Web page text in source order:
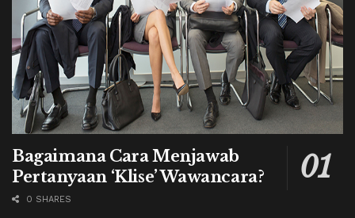
Bagaimana Cara Menjawab
Pertanyaan ‘Klise’ Wawancara?
0 SHARES